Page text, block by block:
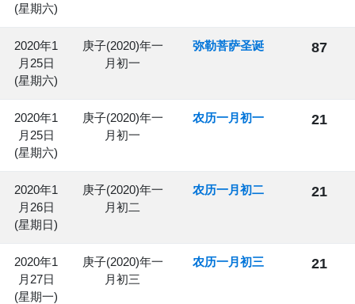
(星期六)
2020年1
月25日
(星期六)
庚子(2020)年一
月初一
弥勒菩萨圣诞 87
2020年1
月25日
(星期六)
庚子(2020)年一
月初一
农历一月初一 21
2020年1
月26日
(星期日)
庚子(2020)年一
月初二
农历一月初二 21
2020年1
月27日
(星期一)
庚子(2020)年一
月初三
农历一月初三 21